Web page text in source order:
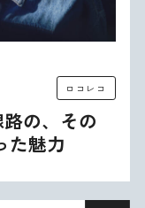
ロコレコ
の、その
た魅力